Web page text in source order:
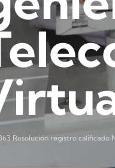
Resolución registro calificado